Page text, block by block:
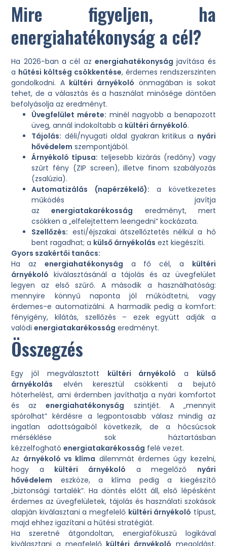
Mire figyeljen, ha
energiahatékonyság a cél?
Ha 2026-ban a cél az energiahatékonyság javítása és
a hűtési költség csökkentése, érdemes rendszerszinten
gondolkodni. A kültéri árnyékoló önmagában is sokat
tehet, de a választás és a használat minősége döntően
befolyásolja az eredményt.
Üvegfelület mérete: minél nagyobb a benapozott
üveg, annál indokoltabb a kültéri árnyékoló.
Tájolás: déli/nyugati oldal gyakran kritikus a nyári
hővédelem szempontjából.
Árnyékoló típusa: teljesebb kizárás (redőny) vagy
szűrt fény (ZIP screen), illetve finom szabályozás
(zsalúzia).
Automatizálás (napérzékelő): a következetes
működés javítja
azenergiatakarékosság eredményt, mert
csökken a „elfelejtettem leengedni” kockázata.
Szellőzés: esti/éjszakai átszellőztetés nélkül a hő
bent ragadhat; a külső árnyékolás ezt kiegészíti.
Gyors szakértői tanács:
Ha az energiahatékonyság a fő cél, a kültéri
árnyékoló kiválasztásánál a tájolás és az üvegfelület
legyen az első szűrő. A második a használhatóság:
mennyire könnyű naponta jól működtetni, vagy
érdemes-e automatizálni. A harmadik pedig a komfort:
fényigény, kilátás, szellőzés – ezek együtt adják a
valódienergiatakarékosság eredményt.
Összegzés
Egy jól megválasztott kültéri árnyékoló a külső
árnyékolás elvén keresztül csökkenti a bejutó
hőterhelést, ami érdemben javíthatja a nyári komfortot
és azenergiahatékonyság szintjét. A „mennyit
spórolhat” kérdésre a legpontosabb válasz mindig az
ingatlan adottságaiból következik, de a hőcsúcsok
mérséklése sok háztartásban
kézzelfoghatóenergiatakarékosság felé vezet.
Az árnyékoló vs klíma dilemmát érdemes úgy kezelni,
hogy a kültéri árnyékoló a megelőző nyári
hővédelem eszköze, a klíma pedig a kiegészítő
„biztonsági tartalék”. Ha döntés előtt áll, első lépésként
érdemes az üvegfelületek, tájolás és használati szokások
alapján kiválasztani a megfelelő kültéri árnyékoló típust,
majd ehhez igazítani a hűtési stratégiát.
Ha szeretné átgondoltan, energiafókuszú logikával